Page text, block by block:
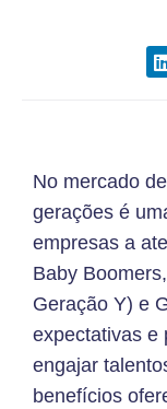
No mercado
gerações é
empresas a
Baby
Geração Y) e
expectativas e
engajar
benefícios